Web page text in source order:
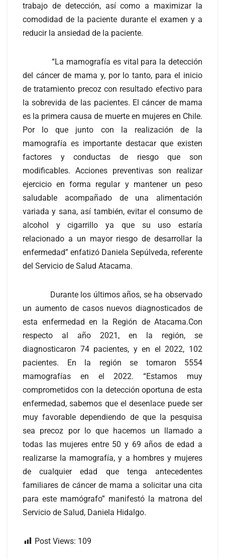
trabajo de detección, así como a maximizar la
comodidad de la paciente durante el examen y a
reducir la ansiedad de la paciente.
“La mamografía es vital para la detección
del cáncer de mama y, por lo tanto, para el inicio
de tratamiento precoz con resultado efectivo para
la sobrevida de las pacientes. El cáncer de mama
es la primera causa de muerte en mujeres en Chile.
Por lo que junto con la realización de la
mamografía es importante destacar que existen
factores y conductas de riesgo que son
modificables. Acciones preventivas son realizar
ejercicio en forma regular y mantener un peso
saludable acompañado de una alimentación
variada y sana, así también, evitar el consumo de
alcohol y cigarrillo ya que su uso estaría
relacionado a un mayor riesgo de desarrollar la
enfermedad” enfatizó Daniela Sepúlveda, referente
del Servicio de Salud Atacama.
Durante los últimos años, se ha observado
un aumento de casos nuevos diagnosticados de
esta enfermedad en la Región de Atacama.Con
respecto al año 2021, en la región, se
diagnosticaron 74 pacientes, y en el 2022, 102
pacientes. En la región se tomaron 5554
mamografías en el 2022. “Estamos muy
comprometidos con la detección oportuna de esta
enfermedad, sabemos que el desenlace puede ser
muy favorable dependiendo de que la pesquisa
sea precoz por lo que hacemos un llamado a
todas las mujeres entre 50 y 69 años de edad a
realizarse la mamografía, y a hombres y mujeres
de cualquier edad que tenga antecedentes
familiares de cáncer de mama a solicitar una cita
para este mamógrafo” manifestó la matrona del
Servicio de Salud, Daniela Hidalgo.
Post Views: 109